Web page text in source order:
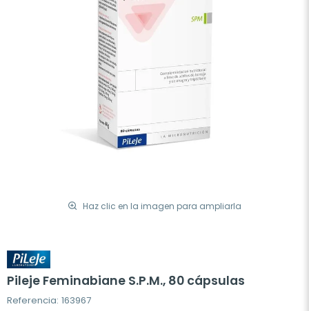
Haz clic en la imagen para ampliarla
Pileje Feminabiane S.P.M., 80 cápsulas
Referencia: 163967